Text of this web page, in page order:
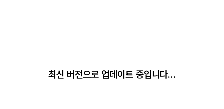
최신 버전으로 업데이트 중입니다…